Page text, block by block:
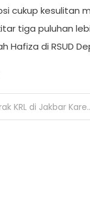
cukup kesulitan
tiga puluhan
Hafiza di RSUD
Nekat Terobos Palang Perlintasan